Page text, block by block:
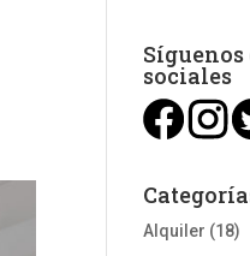
Síguenos
sociales
Alquiler (18)